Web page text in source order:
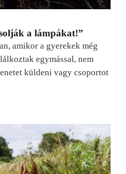
a lámpákat!”
amikor a gyerekek még
egymással, nem
küldeni vagy csoportot